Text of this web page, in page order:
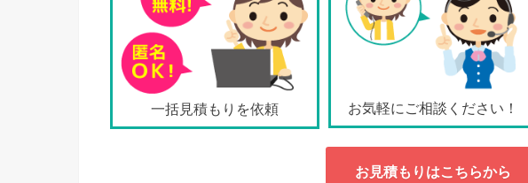
一括見積もりを依頼 お気軽にご相談ください！
お見積もりはこちらから